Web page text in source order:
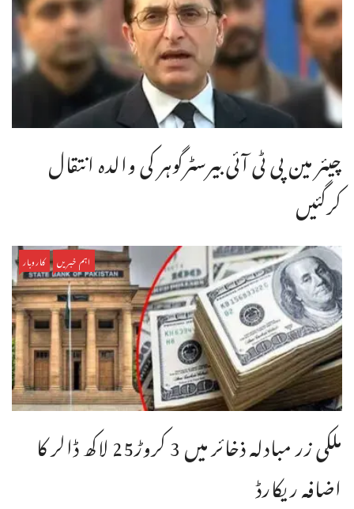
چیئر مین پی ٹی آئی بیرسٹرگوہر کی والدہ انتقال
کرگئیں
اہم خبریں کاروبار
ملکی زر مبادلہ ذخائر میں 3 کروڑ25 لاکھ ڈالر کا
اضافہ ریکارڈ